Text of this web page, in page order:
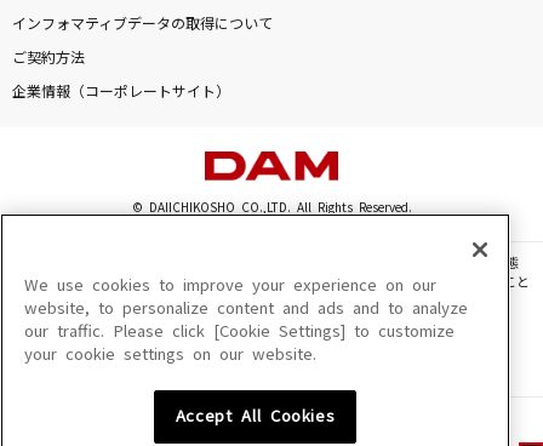
インフォマティブデータの取得について
ご契約方法
企業情報（コーポレートサイト）
© DAIICHIKOSHO CO.,LTD. All Rights Reserved.
このサイトに掲載されている一切の文章・画像・写真・動画・音声等を、手段や形態
を問わず、著作権法の定める範囲を超えて無断で複製、転載、ファイル化などすること
を禁じます。
楽曲及びコンテンツは、機種によりご利用いただけない場合があります。
楽曲及びコンテンツの配信日、配信内容が変更になる場合があります。
We use cookies to improve your experience on our
website, to personalize content and ads and to analyze
our traffic. Please click [Cookie Settings] to customize
your cookie settings on our website.
Accept All Cookies